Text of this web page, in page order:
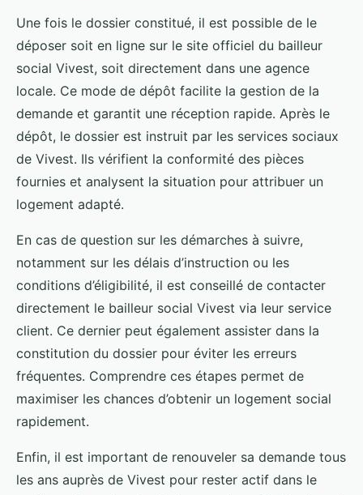
Une fois le dossier constitué, il est possible de le
déposer soit en ligne sur le site officiel du bailleur
social Vivest, soit directement dans une agence
locale. Ce mode de dépôt facilite la gestion de la
demande et garantit une réception rapide. Après le
dépôt, le dossier est instruit par les services sociaux
de Vivest. Ils vérifient la conformité des pièces
fournies et analysent la situation pour attribuer un
logement adapté.
En cas de question sur les démarches à suivre,
notamment sur les délais d’instruction ou les
conditions d’éligibilité, il est conseillé de contacter
directement le bailleur social Vivest via leur service
client. Ce dernier peut également assister dans la
constitution du dossier pour éviter les erreurs
fréquentes. Comprendre ces étapes permet de
maximiser les chances d’obtenir un logement social
rapidement.
Enfin, il est important de renouveler sa demande tous
les ans auprès de Vivest pour rester actif dans le